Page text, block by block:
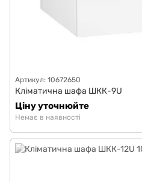
Артикул: 10672650
Кліматична шафа ШКК-9U
Ціну уточнюйте
Немає в наявності